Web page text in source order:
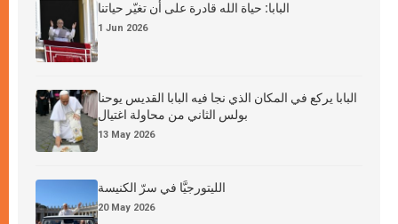
البابا: حياة الله قادرة على أن تغيّر حياتنا
1 Jun 2026
البابا يركع في المكان الذي نجا فيه البابا القديس يوحنا
بولس الثاني من محاولة اغتيال
13 May 2026
الليتورجيَّا في سرّ الكنيسة
20 May 2026